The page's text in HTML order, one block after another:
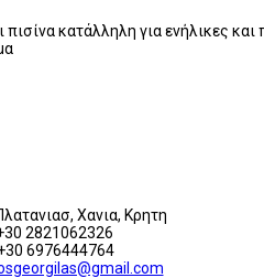
κατάλληλη για ενήλικες και
Χανια, Κρητη
2821062326
6976444764